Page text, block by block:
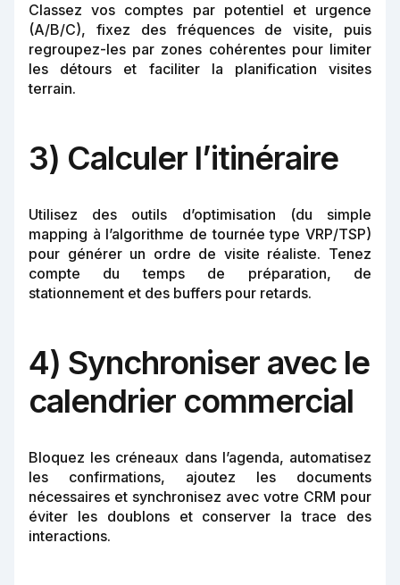
Classez vos comptes par potentiel et urgence
(A/B/C), fixez des fréquences de visite, puis
regroupez-les par zones cohérentes pour limiter
les détours et faciliter la planification visites
terrain.
3) Calculer l’itinéraire
Utilisez des outils d’optimisation (du simple
mapping à l’algorithme de tournée type VRP/TSP)
pour générer un ordre de visite réaliste. Tenez
compte du temps de préparation, de
stationnement et des buffers pour retards.
4) Synchroniser avec le
calendrier commercial
Bloquez les créneaux dans l’agenda, automatisez
les confirmations, ajoutez les documents
nécessaires et synchronisez avec votre CRM pour
éviter les doublons et conserver la trace des
interactions.